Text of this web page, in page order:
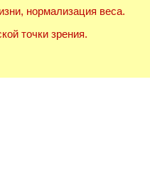
нормализация веса.
точки зрения.